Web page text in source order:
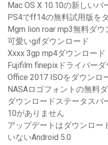
Mac OS X 10.10の新しい
PS4でff14の無料試用版を
Mgm lion roar mp3無料ダウ
可愛いgifダウンロード
Xxxx 3gp mp4ダウンロード
Fujifilm finepixドライバー
Office 2017 ISOをダウンロ
NASAロゴフォントの無料
ダウンロードステータスバ
10がありません
アップデートはダウンロー
いないAndroid 5.0